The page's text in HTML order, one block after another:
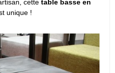
cette table basse en
unique !